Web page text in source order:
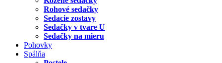
Rohové sedačky
Sedacie zostavy
Sedačky v tvare U
Sedačky na mieru
Pohovky
Spálňa